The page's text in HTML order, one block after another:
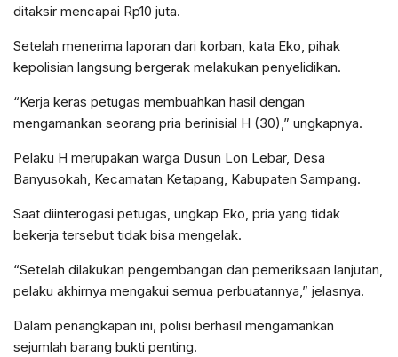
ditaksir mencapai Rp10 juta.
Setelah menerima laporan dari korban, kata Eko, pihak
kepolisian langsung bergerak melakukan penyelidikan.
“Kerja keras petugas membuahkan hasil dengan
mengamankan seorang pria berinisial H (30),” ungkapnya.
Pelaku H merupakan warga Dusun Lon Lebar, Desa
Banyusokah, Kecamatan Ketapang, Kabupaten Sampang.
Saat diinterogasi petugas, ungkap Eko, pria yang tidak
bekerja tersebut tidak bisa mengelak.
“Setelah dilakukan pengembangan dan pemeriksaan lanjutan,
pelaku akhirnya mengakui semua perbuatannya,” jelasnya.
Dalam penangkapan ini, polisi berhasil mengamankan
sejumlah barang bukti penting.